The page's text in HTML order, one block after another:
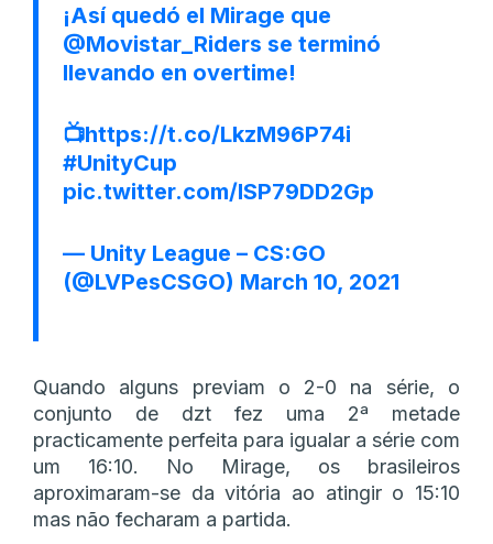
¡Así quedó el Mirage que
@Movistar_Riders se terminó
llevando en overtime!
📺https://t.co/LkzM96P74i
#UnityCup
pic.twitter.com/lSP79DD2Gp
— Unity League – CS:GO
(@LVPesCSGO) March 10, 2021
Quando alguns previam o 2-0 na série, o
conjunto de dzt fez uma 2ª metade
practicamente perfeita para igualar a série com
um 16:10. No Mirage, os brasileiros
aproximaram-se da vitória ao atingir o 15:10
mas não fecharam a partida.